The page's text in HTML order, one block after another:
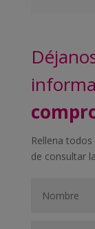
Rellena
de consultar la